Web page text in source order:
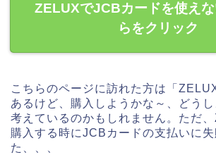
ZELUXでJCBカードを使え
らをクリック
こちらのページに訪れた方は「
あるけど、購入しようかな～、どう
考えているのかもしれません。ただ
購入する時にJCBカードの支払いに
た、、、